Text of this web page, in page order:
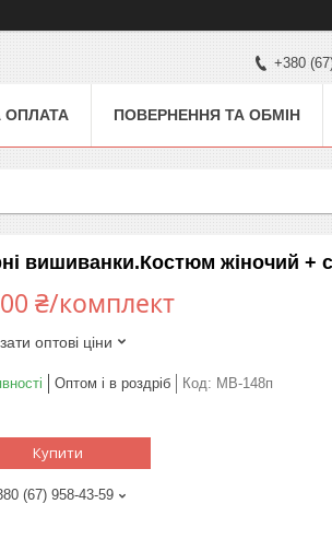
+380
ОПЛАТА ПОВЕРНЕННЯ ТА ОБМІН
вишиванки.Костюм жіночий +
₴/комплект
оптові ціни
Оптом і в роздріб Код: МВ-148п
Купити
(67) 958-43-59